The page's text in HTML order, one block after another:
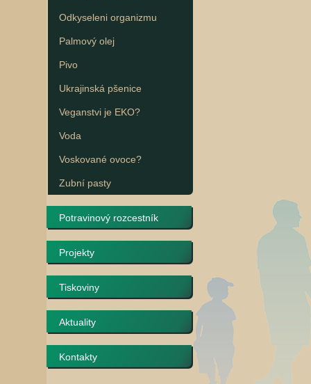
Odkyseleni organizmu
Palmový olej
Pivo
Ukrajinská pšenice
Veganstvi je EKO?
Voda
Voskované ovoce?
Zubní pasty
Potravinový rozcestník
Projekty
Tiskoviny
Aktuality
Kontakty